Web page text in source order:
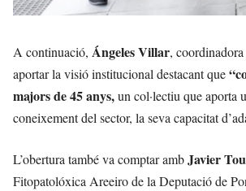
A continuació, Ángeles Villar,
aportar la visió institucional destacant que
majors de 45 anys,un col·lectiu que aporta
coneixement del sector, la seva capacitat
L’obertura també va comptar ambJavier
Fitopatolóxica Areeiro de la Deputació de